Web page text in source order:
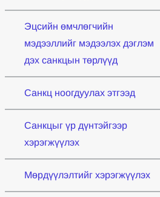
Эцсийн өмчлөгчийн
мэдээллийг мэдээлэх дэглэм
дэх санкцын төрлүүд
Санкц ноогдуулах этгээд
Санкцыг үр дүнтэйгээр
хэрэгжүүлэх
Мөрдүүлэлтийг хэрэгжүүлэх